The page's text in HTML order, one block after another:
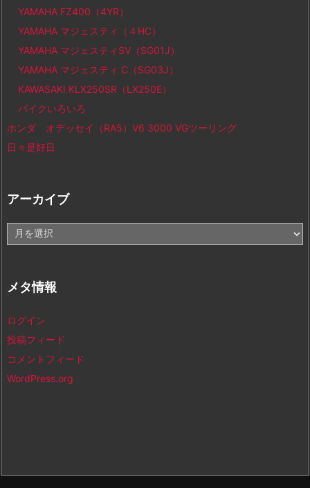
YAMAHA FZ400（4YR）
YAMAHA マジェスティ（４HC）
YAMAHA マジェスティSV（SG01J）
YAMAHA マジェスティ C（SG03J）
KAWASAKI KLX250SR（LX250E）
バイクいろいろ
ホンダ オデッセイ（RA5）V6 3000 VGツーリング
日々是好日
アーカイブ
ー
ブ
メタ情報
ログイン
投稿フィード
コメントフィード
WordPress.org